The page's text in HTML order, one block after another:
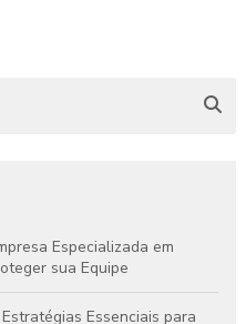
Especializada em
sua Equipe
Essenciais para